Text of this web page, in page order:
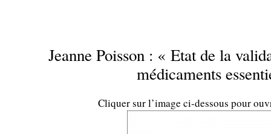
Jeanne Poisson : « Etat de la
médicaments
Cliquer sur l’image ci-dessous pour